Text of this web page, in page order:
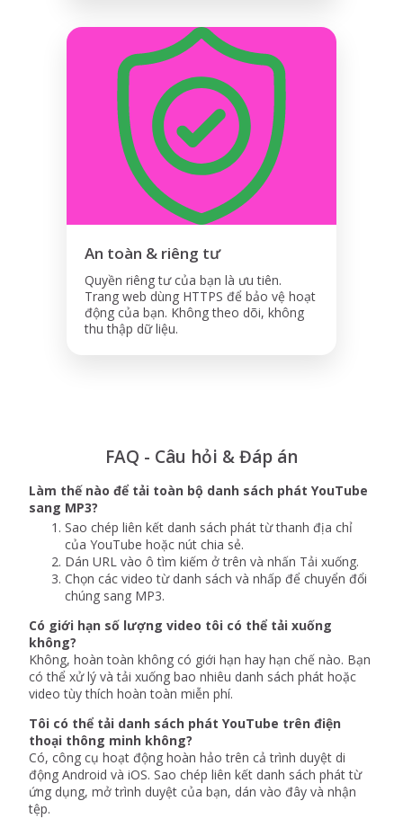
An toàn & riêng tư
Quyền riêng tư của bạn là ưu tiên.
Trang web dùng HTTPS để bảo vệ hoạt
động của bạn. Không theo dõi, không
thu thập dữ liệu.
FAQ - Câu hỏi & Đáp án
Làm thế nào để tải toàn bộ danh sách phát YouTube
sang MP3?
Sao chép liên kết danh sách phát từ thanh địa chỉ
của YouTube hoặc nút chia sẻ.
Dán URL vào ô tìm kiếm ở trên và nhấn Tải xuống.
Chọn các video từ danh sách và nhấp để chuyển đổi
chúng sang MP3.
Có giới hạn số lượng video tôi có thể tải xuống
không?
Không, hoàn toàn không có giới hạn hay hạn chế nào. Bạn
có thể xử lý và tải xuống bao nhiêu danh sách phát hoặc
video tùy thích hoàn toàn miễn phí.
Tôi có thể tải danh sách phát YouTube trên điện
thoại thông minh không?
Có, công cụ hoạt động hoàn hảo trên cả trình duyệt di
động Android và iOS. Sao chép liên kết danh sách phát từ
ứng dụng, mở trình duyệt của bạn, dán vào đây và nhận
tệp.